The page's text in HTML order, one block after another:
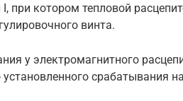
при котором тепловой
винта.
у электромагнитного
срабатывания